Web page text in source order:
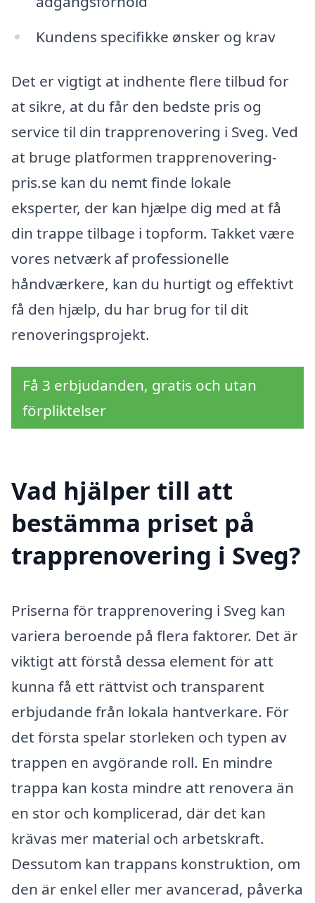
Kundens specifikke ønsker og krav
Det er vigtigt at indhente flere tilbud for
at sikre, at du får den bedste pris og
service til din trapprenovering i Sveg. Ved
at bruge platformen trapprenovering-
pris.se kan du nemt finde lokale
eksperter, der kan hjælpe dig med at få
din trappe tilbage i topform. Takket være
vores netværk af professionelle
håndværkere, kan du hurtigt og effektivt
få den hjælp, du har brug for til dit
renoveringsprojekt.
Få 3 erbjudanden, gratis och utan
förpliktelser
Vad hjälper till att
bestämma priset på
trapprenovering i Sveg?
Priserna för trapprenovering i Sveg kan
variera beroende på flera faktorer. Det är
viktigt att förstå dessa element för att
kunna få ett rättvist och transparent
erbjudande från lokala hantverkare. För
det första spelar storleken och typen av
trappen en avgörande roll. En mindre
trappa kan kosta mindre att renovera än
en stor och komplicerad, där det kan
krävas mer material och arbetskraft.
Dessutom kan trappans konstruktion, om
den är enkel eller mer avancerad, påverka